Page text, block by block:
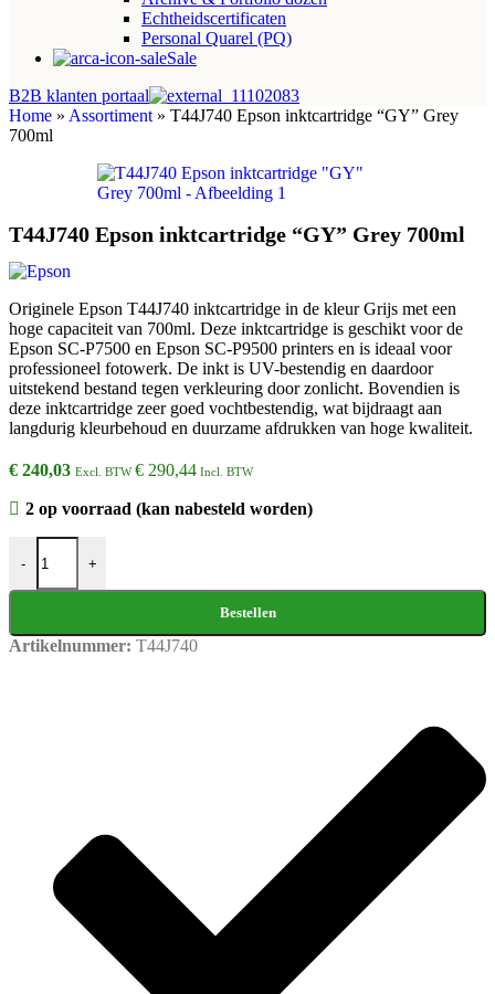
Echtheidscertificaten
Personal Quarel (PQ)
Sale
B2B klanten portaal
Home » Assortiment » T44J740 Epson inktcartridge “GY” Grey
700ml
T44J740 Epson inktcartridge “GY” Grey 700ml
Originele Epson T44J740 inktcartridge in de kleur Grijs met een
hoge capaciteit van 700ml. Deze inktcartridge is geschikt voor de
Epson SC-P7500 en Epson SC-P9500 printers en is ideaal voor
professioneel fotowerk. De inkt is UV-bestendig en daardoor
uitstekend bestand tegen verkleuring door zonlicht. Bovendien is
deze inktcartridge zeer goed vochtbestendig, wat bijdraagt aan
langdurig kleurbehoud en duurzame afdrukken van hoge kwaliteit.
€ 240,03 Excl. BTW€ 290,44 Incl. BTW
2 op voorraad (kan nabesteld worden)
-
T44J740 Epson inktcartridge "GY" Grey 700ml aantal
+
Bestellen
Artikelnummer: T44J740